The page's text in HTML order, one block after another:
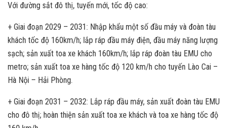
Với đường sắt đô thị, tuyến mới, tốc độ cao:
+ Giai đoạn 2029 – 2031: Nhập khẩu một số đầu máy và đoàn tàu
khách tốc độ 160km/h; lắp ráp đầu máy điện, đầu máy năng lượng
sạch; sản xuất toa xe khách 160km/h; lắp ráp đoàn tàu EMU cho
metro; sản xuất toa xe hàng tốc độ 120 km/h cho tuyến Lào Cai –
Hà Nội – Hải Phòng.
+ Giai đoạn 2031 – 2032: Lắp ráp đầu máy, sản xuất đoàn tàu EMU
cho đô thị; hoàn thiện sản xuất toa xe khách và toa xe hàng tốc độ